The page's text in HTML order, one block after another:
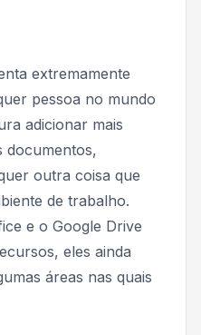
extremamente
pessoa no mundo
adicionar mais
documentos,
outra coisa que
de trabalho.
e o Google Drive
eles ainda
áreas nas quais